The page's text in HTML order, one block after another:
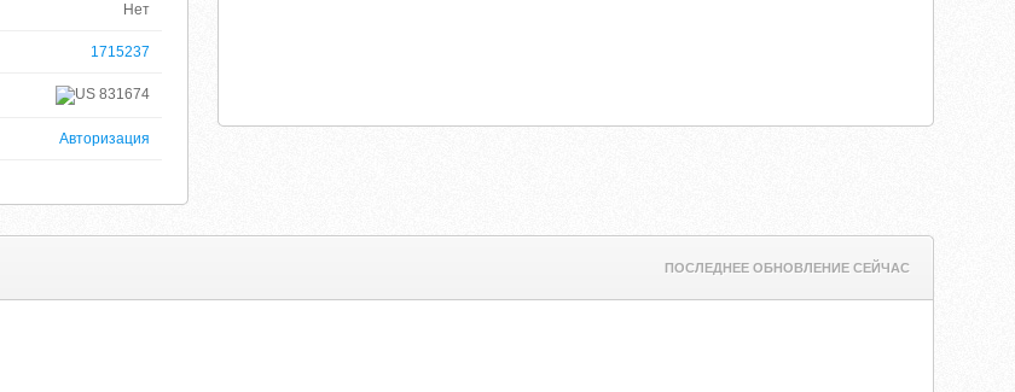
Нет
1715237
831674
Авторизация
ПОСЛЕДНЕЕ ОБНОВЛЕНИЕ СЕЙЧАС